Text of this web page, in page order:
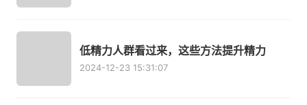
低精力人群看过来，这些方法提升精力
2024-12-23 15:31:07